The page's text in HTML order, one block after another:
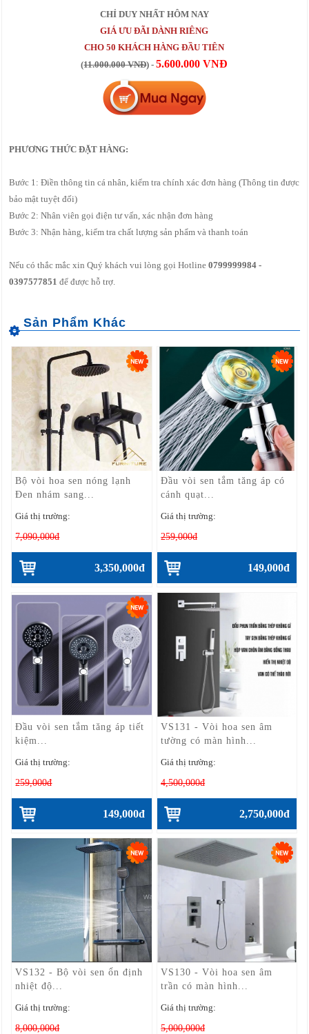
CHỈ DUY NHẤT HÔM NAY
GIÁ ƯU ĐÃI DÀNH RIÊNG
CHO 50 KHÁCH HÀNG ĐẦU TIÊN
(11.000.000 VNĐ) -5.600.000 VNĐ
PHƯƠNG THỨC ĐẶT HÀNG:
Bước 1: Điền thông tin cá nhân, kiểm tra chính xác đơn hàng (Thông tin được
bảo mật tuyệt đối)
Bước 2: Nhân viên gọi điện tư vấn, xác nhận đơn hàng
Bước 3: Nhận hàng, kiểm tra chất lượng sản phẩm và thanh toán
Nếu có thắc mắc xin Quý khách vui lòng gọi Hotline0799999984 -
0397577851 để được hỗ trợ.
Bộ vòi hoa sen nóng lạnh
Đen nhám sang...
Giá thị trường:
7,090,000đ
3,350,000đ
Đầu vòi sen tắm tăng áp có
cánh quạt...
Giá thị trường:
259,000đ
149,000đ
Đầu vòi sen tắm tăng áp tiết
kiệm...
Giá thị trường:
259,000đ
149,000đ
VS131 - Vòi hoa sen âm
tường có màn hình...
Giá thị trường:
4,500,000đ
2,750,000đ
VS132 - Bộ vòi sen ổn định
nhiệt độ...
Giá thị trường:
8,000,000đ
VS130 - Vòi hoa sen âm
trần có màn hình...
Giá thị trường:
5,000,000đ